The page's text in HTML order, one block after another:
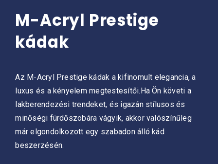
M-Acryl Prestige
kádak
Az M-Acryl Prestige kádak a kifinomult elegancia, a
luxus és a kényelem megtestesítői.Ha Ön követi a
lakberendezési trendeket, és igazán stílusos és
minőségi fürdőszobára vágyik, akkor valószínűleg
már elgondolkozott egy szabadon álló kád
beszerzésén.